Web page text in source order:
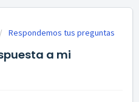
Respondemos tus preguntas
a mi